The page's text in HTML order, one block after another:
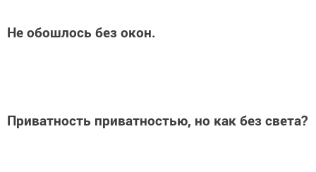
Не обошлось без окон.
Приватность приватностью, но как без света?